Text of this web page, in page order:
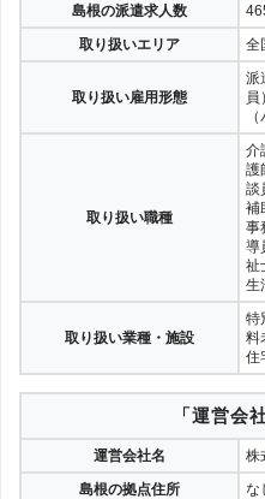
島根の派遣求人数
取り扱いエリア
全
取り扱い雇用形態
派
員
取り扱い職種
介
護
談
補
事
導
祉
生
取り扱い業種・施設
特
料
住
「運営会
運営会社名
株
島根の拠点住所
な